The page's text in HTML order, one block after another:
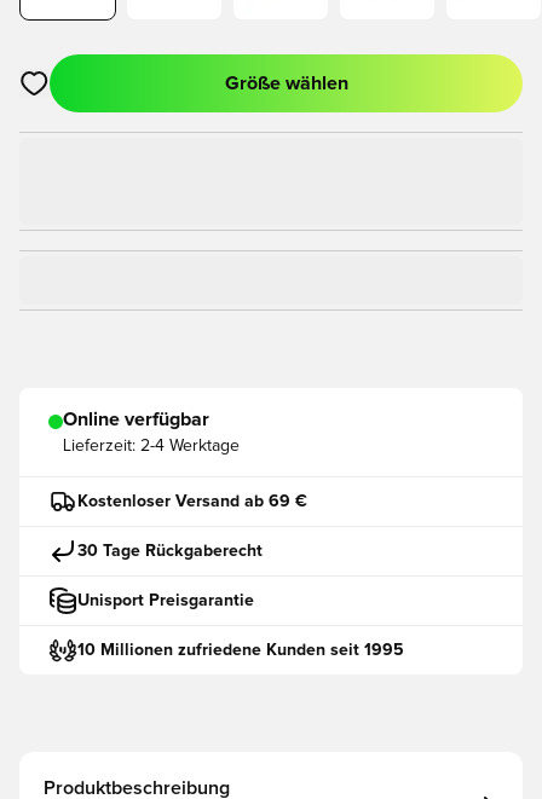
Öffnet ein Fenster zum Anmelden oder Registrieren als
Größe wählen
Online verfügbar
Lieferzeit: 2-4 Werktage
Kostenloser Versand ab 69 €
30 Tage Rückgaberecht
Unisport Preisgarantie
10 Millionen zufriedene Kunden seit 1995
Produktbeschreibung